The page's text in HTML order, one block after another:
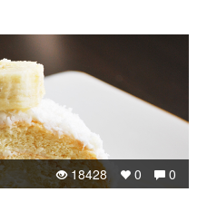
0
0
18428